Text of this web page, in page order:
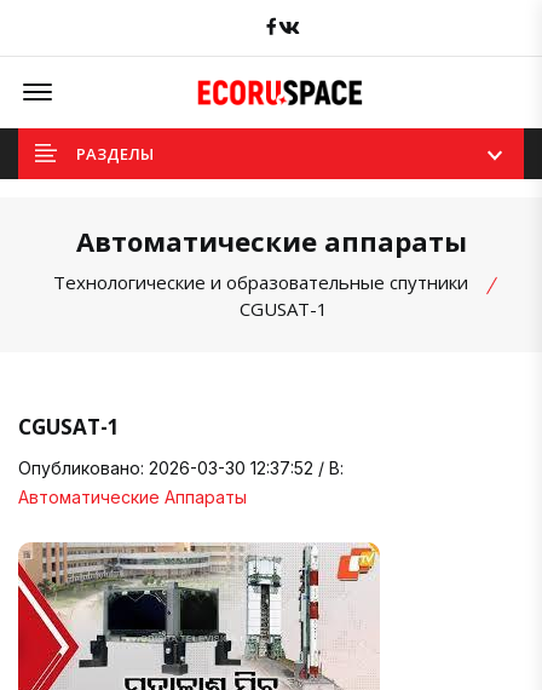
Facebook
Offcanvas Menu Open
РАЗДЕЛЫ
Автоматические аппараты
Технологические и образовательные спутники
CGUSAT-1
CGUSAT-1
Опубликовано: 2026-03-30 12:37:52 / В:
Автоматические Аппараты